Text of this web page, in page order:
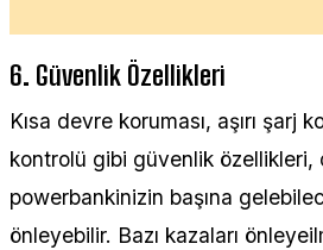
6. Güvenlik Özellikleri
Kısa devre koruması, aşırı şarj
kontrolü gibi güvenlik özellikleri,
powerbankinizin başına
önleyebilir. Bazı kazaları